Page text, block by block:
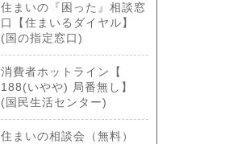
住まいの『困った』相談窓
口【住まいるダイヤル】
(国の指定窓口)
消費者ホットライン【
188(いやや) 局番無し】
(国民生活センター)
住まいの相談会（無料）